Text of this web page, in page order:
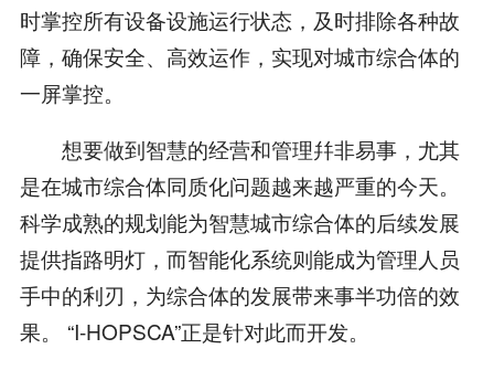
时掌控所有设备设施运行状态，及时排除各种故
障，确保安全、高效运作，实现对城市综合体的
一屏掌控。
想要做到智慧的经营和管理幷非易事，尤其
是在城市综合体同质化问题越来越严重的今天。
科学成熟的规划能为智慧城市综合体的后续发展
提供指路明灯，而智能化系统则能成为管理人员
手中的利刃，为综合体的发展带来事半功倍的效
果。 “I-HOPSCA”正是针对此而开发。